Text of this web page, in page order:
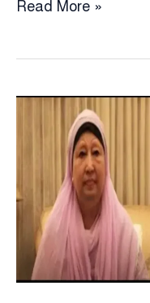
বিএনপি
সেই
কর্মকর্তাকে
গোপালগঞ্জে
বদলি
Read More »